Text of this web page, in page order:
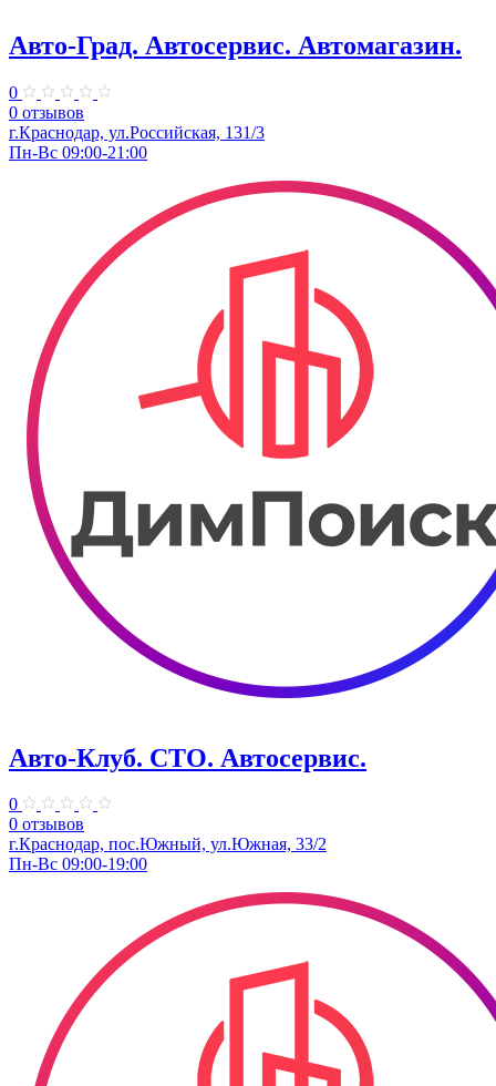
Авто-Град. Автосервис. Автомагазин.
0
0 отзывов
г.Краснодар, ул.Российская, 131/3
Пн-Вс 09:00-21:00
Авто-Клуб. СТО. Автосервис.
0
0 отзывов
г.Краснодар, пос.Южный, ул.Южная, 33/2
Пн-Вс 09:00-19:00